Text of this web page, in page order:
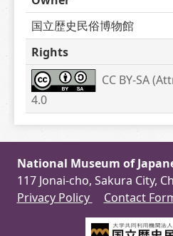
国立歴史民俗博物館
Rights
CC BY-SA
4.0
National Museum of
117 Jonai-cho, Sakura City,
Privacy Policy
Contact